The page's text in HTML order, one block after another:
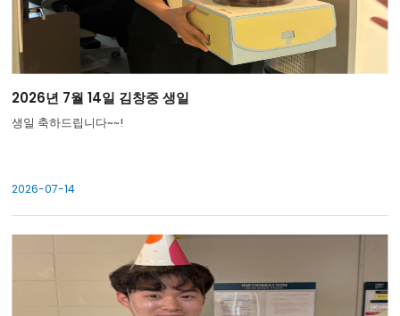
2026년 7월 14일 김창중 생일
생일 축하드립니다~~!
2026-07-14